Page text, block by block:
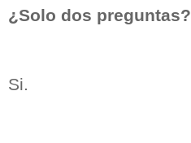
¿Solo dos preguntas?
Si.